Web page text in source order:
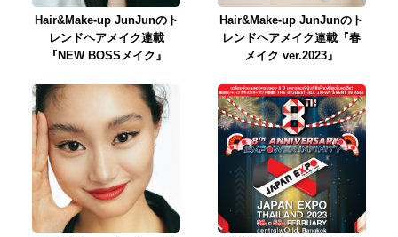
Hair&Make-up JunJunのト
レンドヘアメイク連載
『NEW BOSSメイク』
Hair&Make-up JunJunのト
レンドヘアメイク連載『春
メイク ver.2023』